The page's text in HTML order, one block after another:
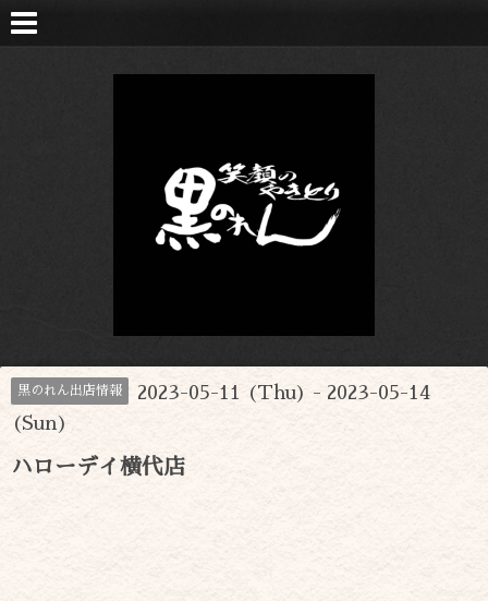
黒のれん出店情報
2023-05-11 (Thu) - 2023-05-14
(Sun)
ハローデイ横代店